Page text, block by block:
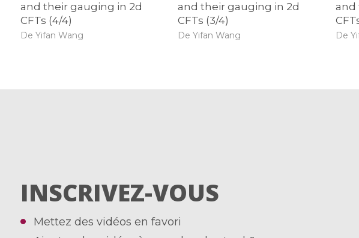
and their gauging in 2d
CFTs (4/4)
De Yifan Wang
and their gauging in 2d
CFTs (3/4)
De Yifan Wang
and
De
INSCRIVEZ-VOUS
Mettez des vidéos en favori